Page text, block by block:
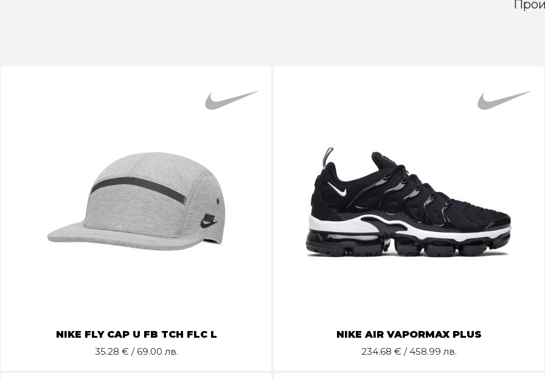
NIKE FLY CAP U FB TCH FLC L
35.28 € / 69.00 лв.
NIKE AIR VAPORMAX PLUS
234.68 € / 458.99 лв.